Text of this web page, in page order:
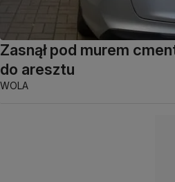
Zasnął pod murem
do aresztu
WOLA